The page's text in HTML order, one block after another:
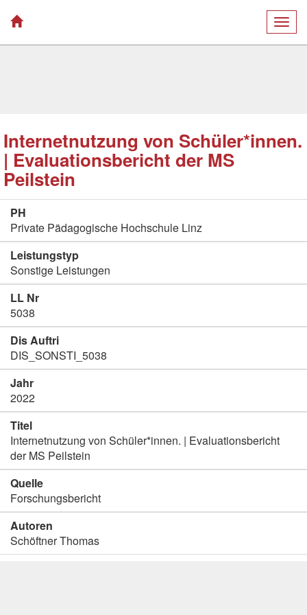
Internetnutzung von Schüler*innen.
| Evaluationsbericht der MS
Peilstein
PH
Private Pädagogische Hochschule Linz
Leistungstyp
Sonstige Leistungen
LL Nr
5038
Dis Auftri
DIS_SONSTI_5038
Jahr
2022
Titel
Internetnutzung von Schüler*innen. | Evaluationsbericht
der MS Peilstein
Quelle
Forschungsbericht
Autoren
Schöftner Thomas